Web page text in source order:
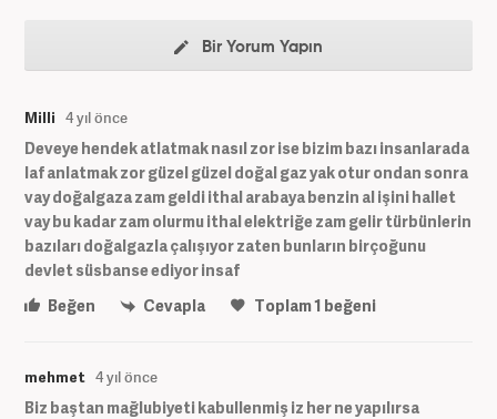
Bir Yorum Yapın
Milli 4 yıl önce
Deveye hendek atlatmak nasıl zor ise bizim bazı insanlarada
laf anlatmak zor güzel güzel doğal gaz yak otur ondan sonra
vay doğalgaza zam geldi ithal arabaya benzin al işini hallet
vay bu kadar zam olurmu ithal elektriğe zam gelir türbünlerin
bazıları doğalgazla çalışıyor zaten bunların birçoğunu
devlet süsbanse ediyor insaf
Beğen
Cevapla Toplam1 beğeni
mehmet 4 yıl önce
Biz baştan mağlubiyeti kabullenmiş iz her ne yapılırsa